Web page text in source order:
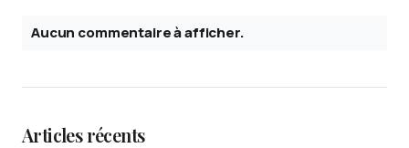
Aucun commentaire à afficher.
Articles récents